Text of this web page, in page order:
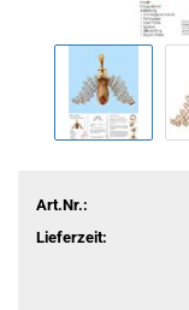
Art.Nr.:
Lieferzeit: